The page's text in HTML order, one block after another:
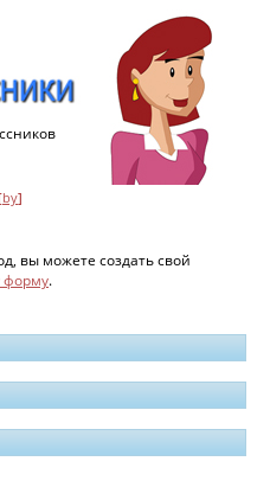
by]
вы можете создать свой
форму.